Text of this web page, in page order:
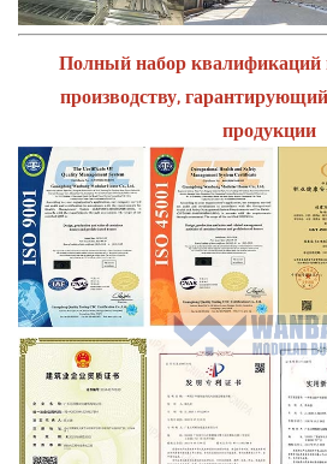
Полный набор квалификаций
производству, гарантирующий
продукции